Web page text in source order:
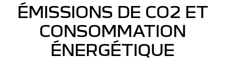
ÉMISSIONS DE CO2 ET
CONSOMMATION
ÉNERGÉTIQUE